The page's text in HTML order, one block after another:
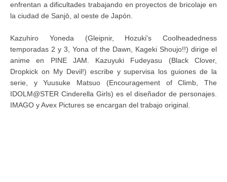
enfrentan a dificultades trabajando en proyectos de bricolaje en
la ciudad de Sanjō, al oeste de Japón.
Kazuhiro Yoneda (Gleipnir, Hozuki's Coolheadedness
temporadas 2 y 3, Yona of the Dawn, Kageki Shoujo!!) dirige el
anime en PINE JAM. Kazuyuki Fudeyasu (Black Clover,
Dropkick on My Devil!) escribe y supervisa los guiones de la
serie, y Yuusuke Matsuo (Encouragement of Climb, The
IDOLM@STER Cinderella Girls) es el diseñador de personajes.
IMAGO y Avex Pictures se encargan del trabajo original.